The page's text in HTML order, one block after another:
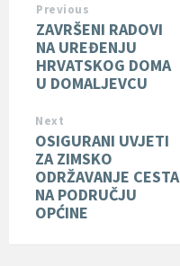
Previous
ZAVRŠENI RADOVI
NA UREĐENJU
HRVATSKOG DOMA
U DOMALJEVCU
Next
OSIGURANI UVJETI
ZA ZIMSKO
ODRŽAVANJE CESTA
NA PODRUČJU
OPĆINE